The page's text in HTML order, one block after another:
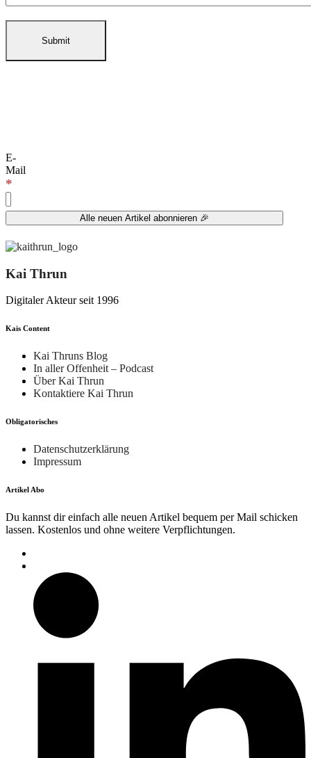
E-
Mail
*
Kai Thrun
Digitaler Akteur seit 1996
Kais Content
Kai Thruns Blog
In aller Offenheit – Podcast
Über Kai Thrun
Kontaktiere Kai Thrun
Obligatorisches
Datenschutzerklärung
Impressum
Artikel Abo
Du kannst dir einfach alle neuen Artikel bequem per Mail schicken
lassen. Kostenlos und ohne weitere Verpflichtungen.